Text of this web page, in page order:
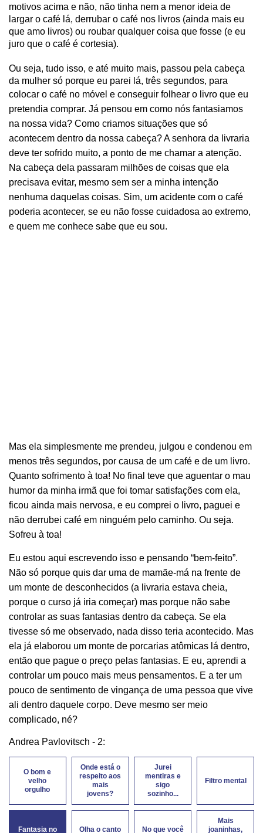
motivos acima e não, não tinha nem a menor ideia de
largar o café lá, derrubar o café nos livros (ainda mais eu
que amo livros) ou roubar qualquer coisa que fosse (e eu
juro que o café é cortesia).
Ou seja, tudo isso, e até muito mais, passou pela cabeça
da mulher só porque eu parei lá, três segundos, para
colocar o café no móvel e conseguir folhear o livro que eu
pretendia comprar. Já pensou em como nós fantasiamos
na nossa vida? Como criamos situações que só
acontecem dentro da nossa cabeça? A senhora da livraria
deve ter sofrido muito, a ponto de me chamar a atenção.
Na cabeça dela passaram milhões de coisas que ela
precisava evitar, mesmo sem ser a minha intenção
nenhuma daquelas coisas. Sim, um acidente com o café
poderia acontecer, se eu não fosse cuidadosa ao extremo,
e quem me conhece sabe que eu sou.
Mas ela simplesmente me prendeu, julgou e condenou em
menos três segundos, por causa de um café e de um livro.
Quanto sofrimento à toa! No final teve que aguentar o mau
humor da minha irmã que foi tomar satisfações com ela,
ficou ainda mais nervosa, e eu comprei o livro, paguei e
não derrubei café em ninguém pelo caminho. Ou seja.
Sofreu à toa!
Eu estou aqui escrevendo isso e pensando “bem-feito”.
Não só porque quis dar uma de mamãe-má na frente de
um monte de desconhecidos (a livraria estava cheia,
porque o curso já iria começar) mas porque não sabe
controlar as suas fantasias dentro da cabeça. Se ela
tivesse só me observado, nada disso teria acontecido. Mas
ela já elaborou um monte de porcarias atômicas lá dentro,
então que pague o preço pelas fantasias. E eu, aprendi a
controlar um pouco mais meus pensamentos. E a ter um
pouco de sentimento de vingança de uma pessoa que vive
ali dentro daquele corpo. Deve mesmo ser meio
complicado, né?
Andrea Pavlovitsch - 2:
O bom e
velho
orgulho
Onde está o
respeito aos
mais
jovens?
Jurei
mentiras e
sigo
sozinho...
Filtro mental
Fantasia no Olha o canto No que você
Mais
joaninhas,